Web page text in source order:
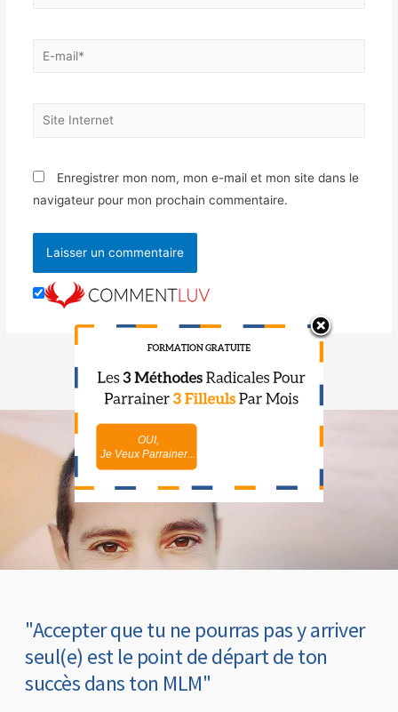
Enregistrer mon nom, mon e-mail et mon site dans le
navigateur pour mon prochain commentaire.
"Accepter que tu ne pourras pas y arriver
seul(e) est le point de départ de ton
succès dans ton MLM"
OUI,
Je Veux Parrainer...